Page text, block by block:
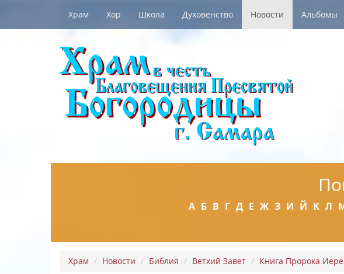
Храм Хор Школа Духовенство Новости Альбомы
А Б В Г Д Е Ж З И Й К Л
Храм Новости Библия Ветхий Завет Книга Пророка